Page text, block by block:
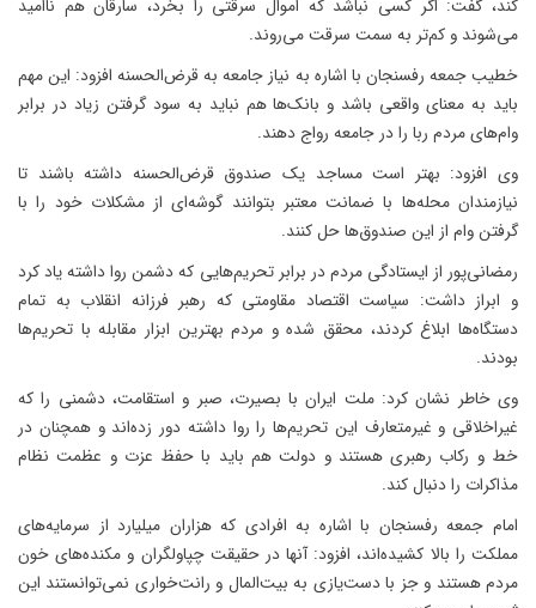
کند، گفت: اگر کسی نباشد که اموال سرقتی را بخرد، سارقان هم ناامید
می‌شوند و کم‌تر به سمت سرقت می‌روند.
خطیب جمعه رفسنجان با اشاره به نیاز جامعه به قرض‌الحسنه افزود: این مهم
باید به معنای واقعی باشد و بانک‌ها هم نباید به سود گرفتن زیاد در برابر
وام‌های مردم ربا را در جامعه رواج دهند.
وی افزود: بهتر است مساجد یک صندوق قرض‌الحسنه داشته باشند تا
نیازمندان محله‌ها با ضمانت معتبر بتوانند گوشه‌ای از مشکلات خود را با
گرفتن وام از این صندوق‌ها حل کنند.
رمضانی‌پور از ایستادگی مردم در برابر تحریم‌هایی که دشمن روا داشته یاد کرد
و ابراز داشت: سیاست اقتصاد مقاومتی که رهبر فرزانه انقلاب به تمام
دستگاه‌ها ابلاغ کردند، محقق شده و مردم بهترین ابزار مقابله با تحریم‌ها
بودند.
وی خاطر نشان کرد: ملت ایران با بصیرت، صبر و استقامت، دشمنی را که
غیراخلاقی و غیرمتعارف این تحریم‌ها را روا داشته دور زده‌اند و همچنان در
خط و رکاب رهبری هستند و دولت هم باید با حفظ عزت و عظمت نظام
مذاکرات را دنبال کند.
امام جمعه رفسنجان با اشاره به افرادی که هزاران میلیارد از سرمایه‌های
مملکت را بالا کشیده‌اند، افزود: آنها در حقیقت چپاولگران و مکنده‌های خون
مردم هستند و جز با دست‌یازی به بیت‌المال و رانت‌خواری نمی‌توانستند این